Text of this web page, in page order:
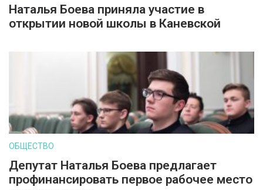
Наталья Боева приняла участие в
открытии новой школы в Каневской
ОБЩЕСТВО
Депутат Наталья Боева предлагает
профинансировать первое рабочее место